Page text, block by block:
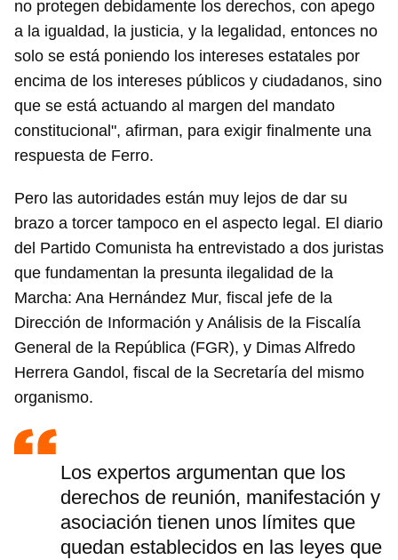
no protegen debidamente los derechos, con apego
a la igualdad, la justicia, y la legalidad, entonces no
solo se está poniendo los intereses estatales por
encima de los intereses públicos y ciudadanos, sino
que se está actuando al margen del mandato
constitucional", afirman, para exigir finalmente una
respuesta de Ferro.
Pero las autoridades están muy lejos de dar su
brazo a torcer tampoco en el aspecto legal. El diario
del Partido Comunista ha entrevistado a dos juristas
que fundamentan la presunta ilegalidad de la
Marcha: Ana Hernández Mur, fiscal jefe de la
Dirección de Información y Análisis de la Fiscalía
General de la República (FGR), y Dimas Alfredo
Herrera Gandol, fiscal de la Secretaría del mismo
organismo.
Los expertos argumentan que los
derechos de reunión, manifestación y
asociación tienen unos límites que
quedan establecidos en las leyes que